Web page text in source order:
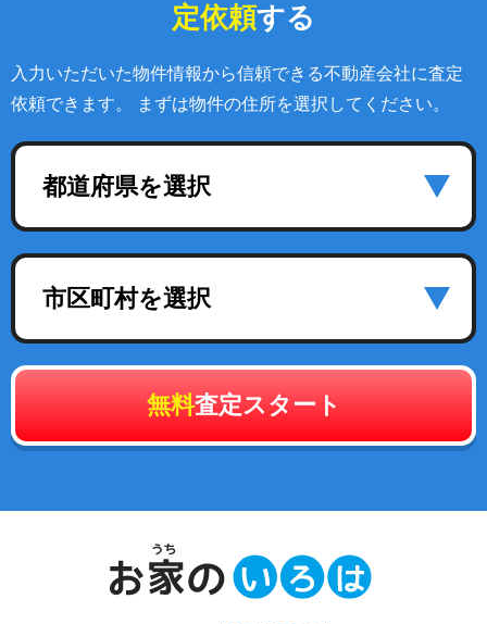
定依頼する
入力いただいた物件情報から信頼できる不動産会社に査定
依頼できます。 まずは物件の住所を選択してください。
都道府県を選択
市区町村を選択
無料査定スタート